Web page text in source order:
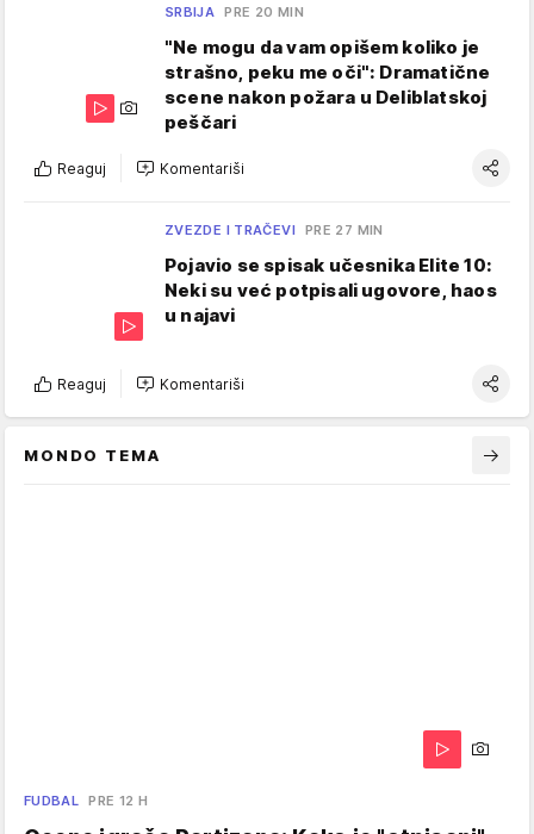
SRBIJA PRE 20 MIN
"Ne mogu da vam opišem koliko je
strašno, peku me oči": Dramatične
scene nakon požara u Deliblatskoj
peščari
Reaguj Komentariši
ZVEZDE I TRAČEVI PRE 27 MIN
Pojavio se spisak učesnika Elite 10:
Neki su već potpisali ugovore, haos
u najavi
Reaguj Komentariši
MONDO TEMA
FUDBAL PRE 12 H